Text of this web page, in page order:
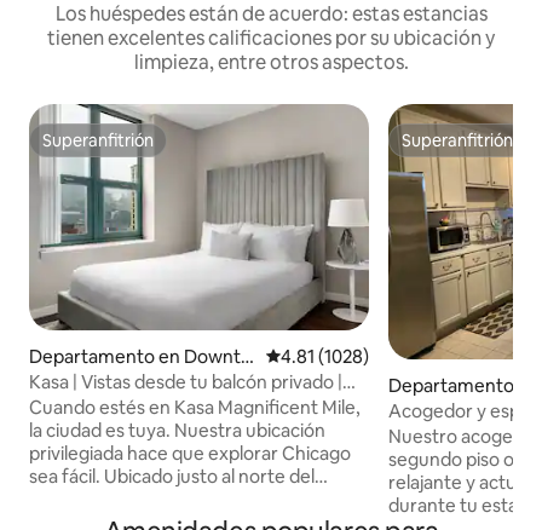
Los huéspedes están de acuerdo: estas estancias
tienen excelentes calificaciones por su ubicación y
limpieza, entre otros aspectos.
Superanfitrión
Superanfitrión
Departamento en Downto
wn Chicago
Calificación promedio: 4.81 de 5;
4.81 (1028)
Kasa | Vistas desde tu balcón privado |
Chicago
Cuando estés en Kasa Magnificent Mile,
la ciudad es tuya. Nuestra ubicación
privilegiada hace que explorar Chicago
sea fácil. Ubicado justo al norte del
pasos de Oak Street Beach, a pocos
Superanfitrión
Superanfitrión
Departamento en
Acogedor y
capacidad para 6
Nuestro
segundo piso
relajante y
durante tu